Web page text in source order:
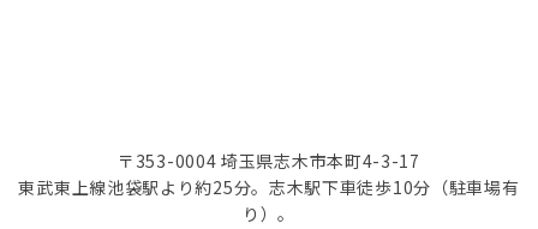
〒353-0004 埼玉県志木市本町4-3-17
東武東上線池袋駅より約25分。志木駅下車徒歩10分（駐車場有
り）。